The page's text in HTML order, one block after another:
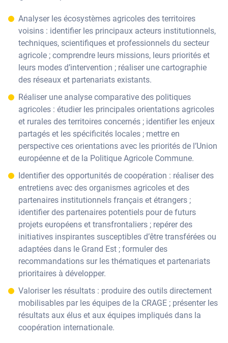
Analyser les écosystèmes agricoles des territoires
voisins : identifier les principaux acteurs institutionnels,
techniques, scientifiques et professionnels du secteur
agricole ; comprendre leurs missions, leurs priorités et
leurs modes d’intervention ; réaliser une cartographie
des réseaux et partenariats existants.
Réaliser une analyse comparative des politiques
agricoles : étudier les principales orientations agricoles
et rurales des territoires concernés ; identifier les enjeux
partagés et les spécificités locales ; mettre en
perspective ces orientations avec les priorités de l’Union
européenne et de la Politique Agricole Commune.
Identifier des opportunités de coopération : réaliser des
entretiens avec des organismes agricoles et des
partenaires institutionnels français et étrangers ;
identifier des partenaires potentiels pour de futurs
projets européens et transfrontaliers ; repérer des
initiatives inspirantes susceptibles d’être transférées ou
adaptées dans le Grand Est ; formuler des
recommandations sur les thématiques et partenariats
prioritaires à développer.
Valoriser les résultats : produire des outils directement
mobilisables par les équipes de la CRAGE ; présenter les
résultats aux élus et aux équipes impliqués dans la
coopération internationale.